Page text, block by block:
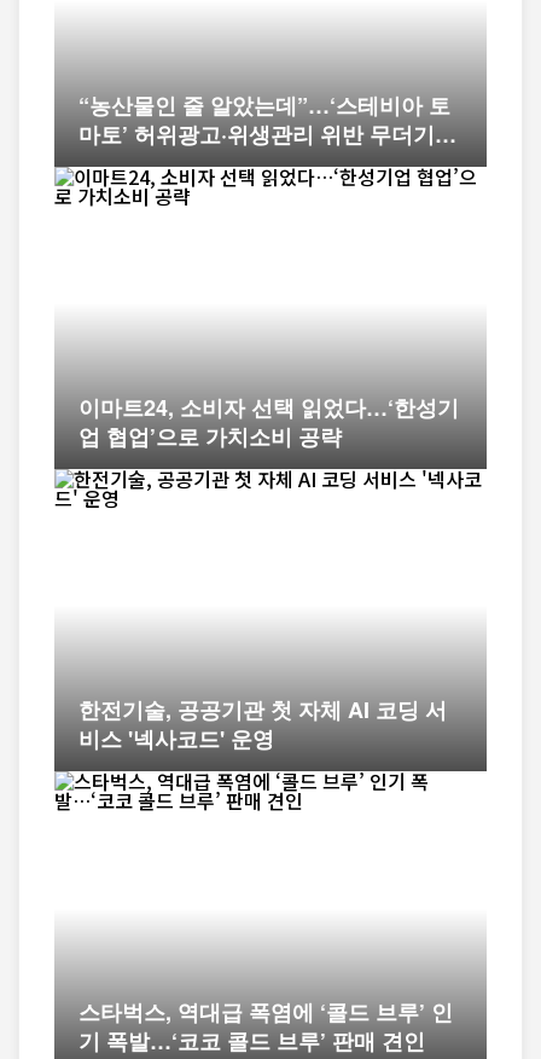
“농산물인 줄 알았는데”…‘스테비아 토
마토’ 허위광고·위생관리 위반 무더기
적발
이마트24, 소비자 선택 읽었다…‘한성기
업 협업’으로 가치소비 공략
한전기술, 공공기관 첫 자체 AI 코딩 서
비스 '넥사코드' 운영
스타벅스, 역대급 폭염에 ‘콜드 브루’ 인
기 폭발…‘코코 콜드 브루’ 판매 견인